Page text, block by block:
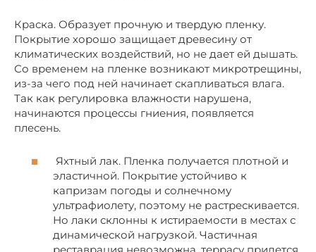
Краска. Образует прочную и твердую пленку.
Покрытие хорошо защищает древесину от
климатических воздействий, но не дает ей дышать.
Со временем на пленке возникают микротрещины,
из-за чего под ней начинает скапливаться влага.
Так как регулировка влажности нарушена,
начинаются процессы гниения, появляется
плесень.
Яхтный лак. Пленка получается плотной и
эластичной. Покрытие устойчиво к
капризам погоды и солнечному
ультрафиолету, поэтому не растрескивается.
Но лаки склонны к истираемости в местах с
динамической нагрузкой. Частичная